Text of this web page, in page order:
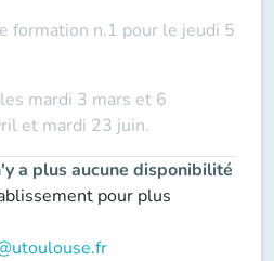
formation n.1 pour le jeudi 5
mardi 3 mars et 6
et mardi 23 juin.
a plus aucune disponibilité
pour plus